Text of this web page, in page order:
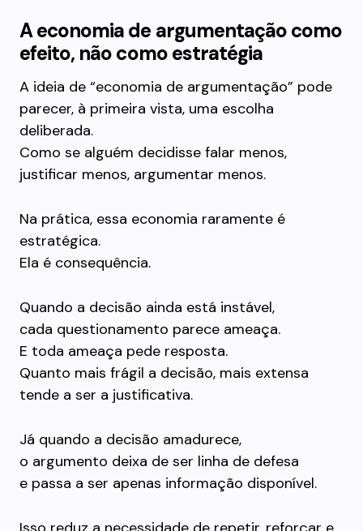
A economia de argumentação como
efeito, não como estratégia
A ideia de “economia de argumentação” pode
parecer, à primeira vista, uma escolha
deliberada.
Como se alguém decidisse falar menos,
justificar menos, argumentar menos.
Na prática, essa economia raramente é
estratégica.
Ela é consequência.
Quando a decisão ainda está instável,
cada questionamento parece ameaça.
E toda ameaça pede resposta.
Quanto mais frágil a decisão, mais extensa
tende a ser a justificativa.
Já quando a decisão amadurece,
o argumento deixa de ser linha de defesa
e passa a ser apenas informação disponível.